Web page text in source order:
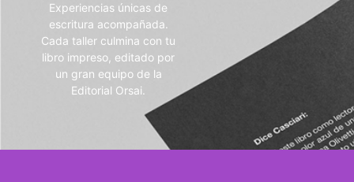
Experiencias únicas de
escritura acompañada.
Cada taller culmina con tu
libro impreso, editado por
un gran equipo de la
Editorial Orsai.